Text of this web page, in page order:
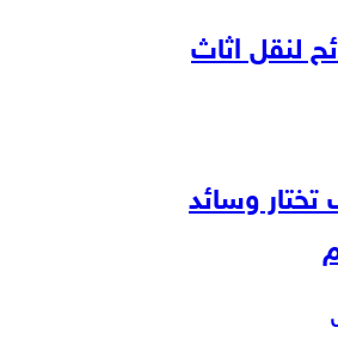
لنقل اثاث
وسائد